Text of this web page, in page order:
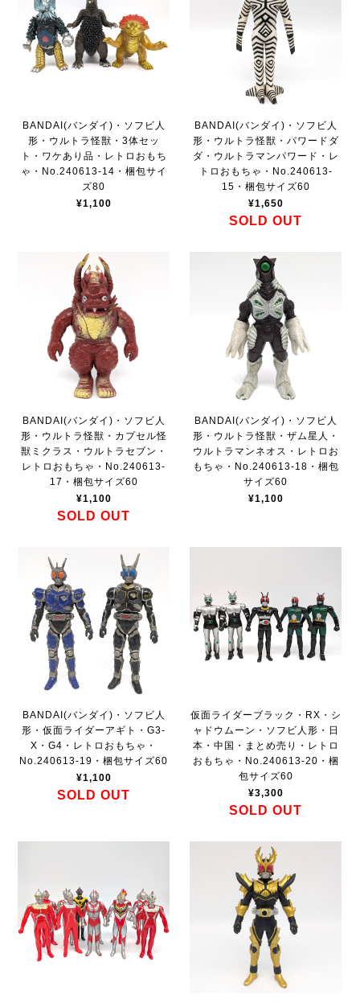
BANDAI(バンダイ)・ソフビ人
形・ウルトラ怪獣・3体セッ
ト・ワケあり品・レトロおもち
ゃ・No.240613-14・梱包サイ
ズ80
¥1,100
BANDAI(バンダイ)・ソフビ人
形・ウルトラ怪獣・パワードダ
ダ・ウルトラマンパワード・レ
トロおもちゃ・No.240613-
15・梱包サイズ60
¥1,650
SOLD OUT
BANDAI(バンダイ)・ソフビ人
形・ウルトラ怪獣・カプセル怪
獣ミクラス・ウルトラセブン・
レトロおもちゃ・No.240613-
17・梱包サイズ60
¥1,100
SOLD OUT
BANDAI(バンダイ)・ソフビ人
形・ウルトラ怪獣・ザム星人・
ウルトラマンネオス・レトロお
もちゃ・No.240613-18・梱包
サイズ60
¥1,100
BANDAI(バンダイ)・ソフビ人
形・仮面ライダーアギト・G3-
X・G4・レトロおもちゃ・
No.240613-19・梱包サイズ60
¥1,100
SOLD OUT
仮面ライダーブラック・RX・シ
ャドウムーン・ソフビ人形・日
本・中国・まとめ売り・レトロ
おもちゃ・No.240613-20・梱
包サイズ60
¥3,300
SOLD OUT